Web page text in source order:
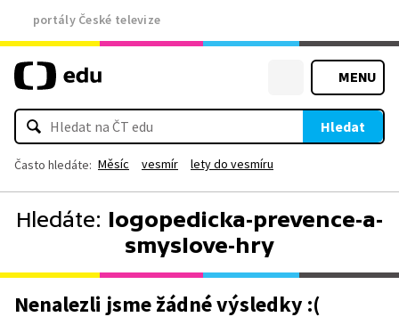
portály České televize
MENU
Hledat
Často hledáte: Měsíc vesmír lety do vesmíru
Hledáte: logopedicka-prevence-a-
smyslove-hry
Nenalezli jsme žádné výsledky :(